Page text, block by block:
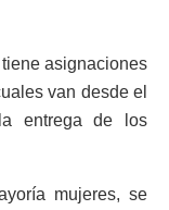
asignaciones
van desde el
entrega de los
mujeres, se